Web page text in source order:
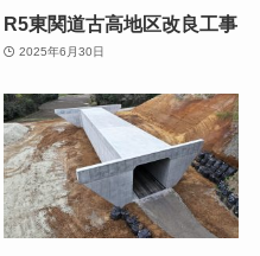
R5東関道古高地区改良工事
2025年6月30日